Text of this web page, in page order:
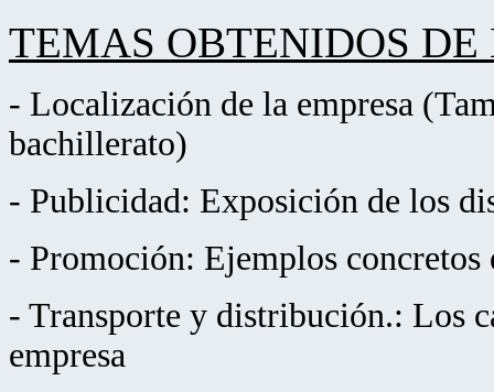
TEMAS OBTENIDOS
- Localización de la empresa
bachillerato)
- Publicidad: Exposición de los
- Promoción: Ejemplos concretos
- Transporte y distribución.: Los
empresa